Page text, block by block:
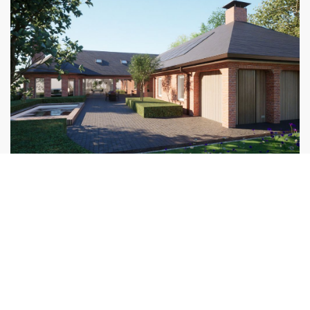
Totaalrenovatie gestart in
Wippolder, Delft
De totaalrenovatie van de woning in Delft is begonnen. De
woning krijgt onder andere een vernieuwde uitbouw en de
kap ter plaatse van het balkon wordt doorgetrokken voor
meer ruimte binnen. Realisatie met Sens Bouw.
Lees verder